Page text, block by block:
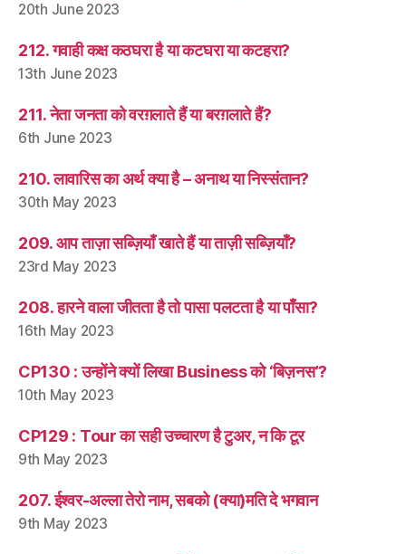
20th June 2023
212. गवाही कक्ष कठघरा है या कटघरा या कटहरा?
13th June 2023
211. नेता जनता को वरग़लाते हैं या बरग़लाते हैं?
6th June 2023
210. लावारिस का अर्थ क्या है – अनाथ या निस्संतान?
30th May 2023
209. आप ताज़ा सब्ज़ियाँ खाते हैं या ताज़ी सब्ज़ियाँ?
23rd May 2023
208. हारने वाला जीतता है तो पासा पलटता है या पाँसा?
16th May 2023
CP130 : उन्होंने क्यों लिखा Business को ‘बिज़नस’?
10th May 2023
CP129 : Tour का सही उच्चारण है टुअर, न कि टूर
9th May 2023
207. ईश्वर-अल्ला तेरो नाम, सबको (क्या)मति दे भगवान
9th May 2023